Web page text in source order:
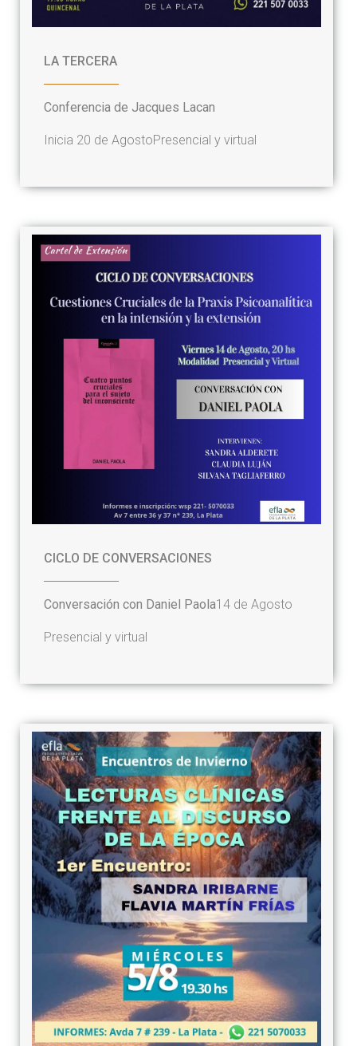
LA TERCERA
Conferencia de Jacques Lacan
Inicia 20 de AgostoPresencial y virtual
CICLO DE CONVERSACIONES
Conversación con Daniel Paola14 de Agosto
Presencial y virtual